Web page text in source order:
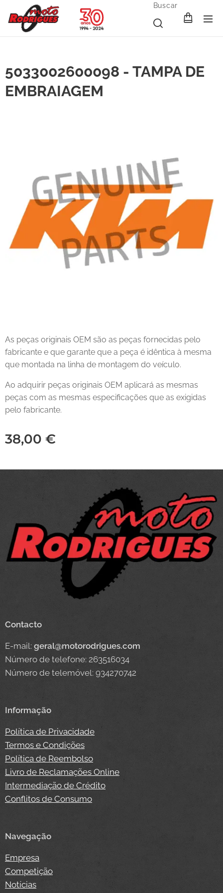
Buscar
5033002600098 - TAMPA DE
EMBRAIAGEM
As peças originais OEM são as peças fornecidas pelo
fabricante e que garante que a peça é idêntica à mesma
que montada na linha de montagem do veículo.
Ao adquirir peças originais OEM aplicará as mesmas
peças com as mesmas especificações que as exigidas
pelo fabricante.
38,00 €
Contacto
E-mail: geral@motorodrigues.com
Número de telefone: 263516034
Número de telemóvel: 934270742
Informação
Política de Privacidade
Termos e Condições
Política de Reembolso
Livro de Reclamações Online
Intermediação de Crédito
Conflitos de Consumo
Navegação
Empresa
Competição
Notícias